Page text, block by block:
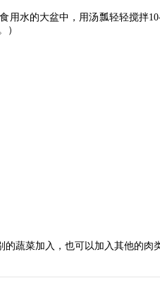
用水的大盆中，用汤瓢轻轻搅拌
）
蔬菜加入，也可以加入其他的